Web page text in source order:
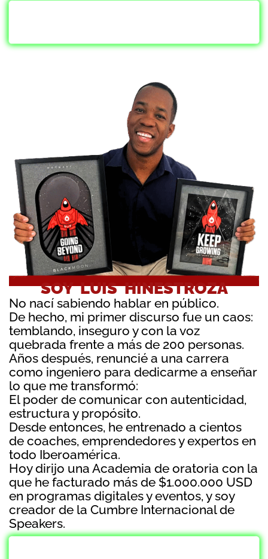
SOY LUIS HINESTROZA
No nací sabiendo hablar en público.
De hecho, mi primer discurso fue un caos:
temblando, inseguro y con la voz
quebrada frente a más de 200 personas.
Años después, renuncié a una carrera
como ingeniero para dedicarme a enseñar
lo que me transformó:
El poder de comunicar con autenticidad,
estructura y propósito.
Desde entonces, he entrenado a cientos
de coaches, emprendedores y expertos en
todo Iberoamérica.
Hoy dirijo una Academia de oratoria con la
que he facturado más de $1.000.000 USD
en programas digitales y eventos, y soy
creador de la Cumbre Internacional de
Speakers.